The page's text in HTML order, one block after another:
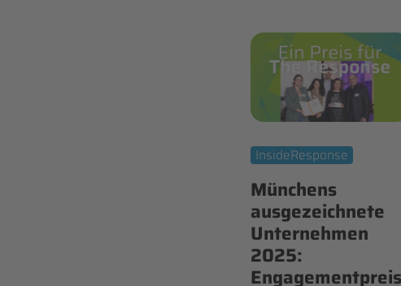
InsideResponse
Münchens
ausgezeichnete
Unternehmen
2025:
Engagementpreis